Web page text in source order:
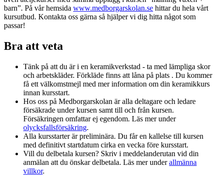
barn”. På vår hemsida www.medborgarskolan.se hittar du hela vårt
kursutbud. Kontakta oss gärna så hjälper vi dig hitta något som
passar!
Bra att veta
Tänk på att du är i en keramikverkstad - ta med lämpliga skor
och arbetskläder. Förkläde finns att låna på plats . Du kommer
få ett välkomstmejl med mer information om din keramikkurs
innan kursstart.
Hos oss på Medborgarskolan är alla deltagare och ledare
försäkrade under kursen samt till och från kursen.
Försäkringen omfattar ej egendom. Läs mer under
olycksfallsförsäkring.
Alla kursstarter är preliminära. Du får en kallelse till kursen
med definitivt startdatum cirka en vecka före kursstart.
Vill du delbetala kursen? Skriv i meddelanderutan vid din
anmälan att du önskar delbetala. Läs mer underallmänna
villkor.